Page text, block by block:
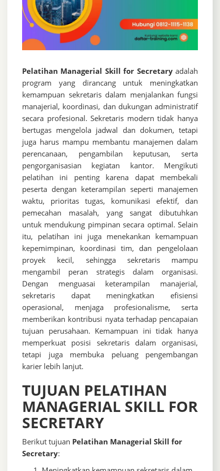
Pelatihan Managerial Skill for Secretaryadalah
program yang dirancang untuk meningkatkan
kemampuan sekretaris dalam menjalankan fungsi
manajerial, koordinasi, dan dukungan administratif
secara profesional. Sekretaris modern tidak hanya
bertugas mengelola jadwal dan dokumen, tetapi
juga harus mampu membantu manajemen dalam
perencanaan, pengambilan keputusan, serta
pengorganisasian kegiatan kantor. Mengikuti
pelatihan ini penting karena dapat membekali
peserta dengan keterampilan seperti manajemen
waktu, prioritas tugas, komunikasi efektif, dan
pemecahan masalah, yang sangat dibutuhkan
untuk mendukung pimpinan secara optimal. Selain
itu, pelatihan ini juga menekankan kemampuan
kepemimpinan, koordinasi tim, dan pengelolaan
proyek kecil, sehingga sekretaris mampu
mengambil peran strategis dalam organisasi.
Dengan menguasai keterampilan manajerial,
sekretaris dapat meningkatkan efisiensi
operasional, menjaga profesionalisme, serta
memberikan kontribusi nyata terhadap pencapaian
tujuan perusahaan. Kemampuan ini tidak hanya
memperkuat posisi sekretaris dalam organisasi,
tetapi juga membuka peluang pengembangan
karier lebih lanjut.
TUJUAN PELATIHAN
MANAGERIAL SKILL FOR
SECRETARY
Berikut tujuan Pelatihan Managerial Skill for
Secretary: